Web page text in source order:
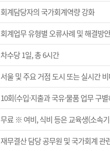
회계담당자의 국가회계역량 강화
회계업무 유형별 오류사례 및 해결방
차수당 1일, 총 6시간
서울 및 주요 거점 도시 또는 실시간
10회(수입·지출과 국유·물품 업무 구
무료 ※ 여비, 식비 등은 교육생(소속
재무결산 담당 공무원 및 국가회계 관